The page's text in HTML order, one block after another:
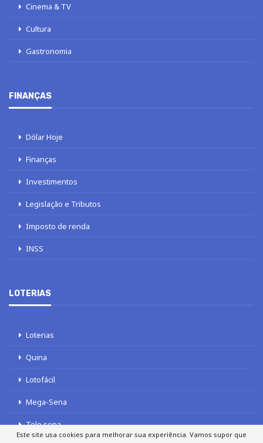
Cinema & TV
Cultura
Gastronomia
FINANÇAS
Dólar Hoje
Finanças
Investimentos
Legislação e Tributos
Imposto de renda
INSS
LOTERIAS
Loterias
Quina
Lotofácil
Mega-Sena
Tele sena
Este site usa cookies para melhorar sua experiência. Vamos supor que